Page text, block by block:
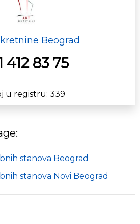
Beograd
412 83 75
u registru: 339
stanova Beograd
stanova Novi Beograd